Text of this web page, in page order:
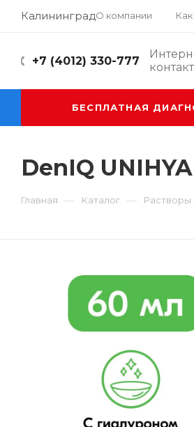
КалининградО компании Как
+7 (4012) 330-777
БЕСПЛАТНАЯ
DenIQ
Главная — Каталог — Растворы